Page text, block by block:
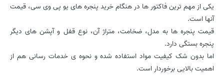
یکی از مهم ترین فاکتور ها در هنگام خرید پنجره های یو پی وی سی، قیمت
آنها است.
قیمت پنجره ها به مدل، ضخامت، متراژ آن، نوع قفل و آپشن های دیگر
پنجره بستگی دارد.
اما بدون شک کیفیت مواد استفاده شده و نحوه ی خدمات رسانی هم از
اهمیت بالایی برخوردار است.